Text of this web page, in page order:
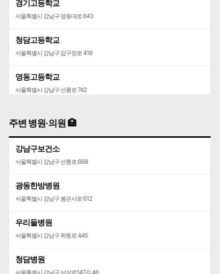
경기고등학교
서울특별시 강남구 영동대로 643
청담고등학교
서울특별시 강남구 압구정로 419
영동고등학교
서울특별시 강남구 선릉로 742
주변 병원·의원 🏥
강남구보건소
서울특별시 강남구 선릉로 668
광동한방병원
서울특별시 강남구 봉은사로 612
우리들병원
서울특별시 강남구 학동로 445
청담병원
서울특별시 강남구 삼성로147길 46